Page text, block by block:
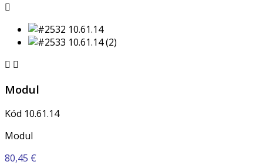

 
Modul
Kód 10.61.14
Modul
80,45 €